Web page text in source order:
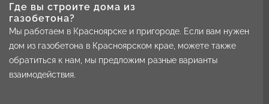
Где вы строите дома из
газобетона?
Мы работаем в Красноярске и пригороде. Если вам нужен
дом из газобетона в Красноярском крае, можете также
обратиться к нам, мы предложим разные варианты
взаимодействия.